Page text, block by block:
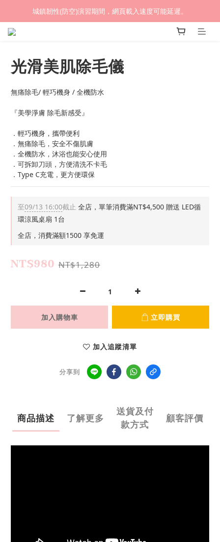
(熱銷加開優惠) 限時滿$4500贈🎁 LED循環涼風桌扇
城鎮韌性(防空)演習期間，網頁載入速度可能延遲。
(熱銷加開優惠) 限時滿$4500贈🎁 LED循環涼風桌扇
光滑美肌除毛儀
無痛除毛/ 輕巧機身 / 全機防水
『美學淨膚 除毛新感受』
．輕巧機身，攜帶便利
．無痛除毛，安全不傷肌膚
．全機防水，沐浴也能安心使用
．可拆卸刀頭，方便清洗不卡毛
．Type C充電，更方便環保
至09/13 16:00截止 全店，單筆消費滿NT$4,500 贈送 LED循
環涼風桌扇 1台
全店，消費滿額1500 享免運
NT$980 NT$1,280
加入購物車 立即購買
加入追蹤清單
分享到
商品描述 了解更多
送貨及付
款方式
顧客評價